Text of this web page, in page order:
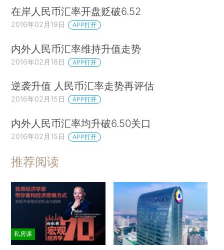
在岸人民币汇率开盘贬破6.52
2016年02月19日 APP打开
内外人民币汇率维持升值走势
2016年02月18日 APP打开
逆袭升值 人民币汇率走势再评估
2016年02月15日 APP打开
内外人民币汇率均升破6.50关口
2016年02月15日 APP打开
推荐阅读
私房课